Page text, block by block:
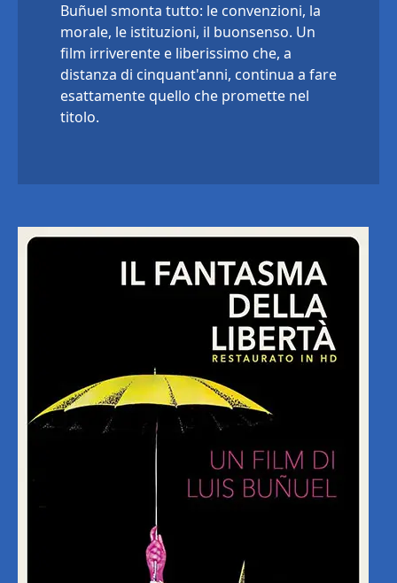
Buñuel smonta tutto: le convenzioni, la
morale, le istituzioni, il buonsenso. Un
film irriverente e liberissimo che, a
distanza di cinquant'anni, continua a fare
esattamente quello che promette nel
titolo.